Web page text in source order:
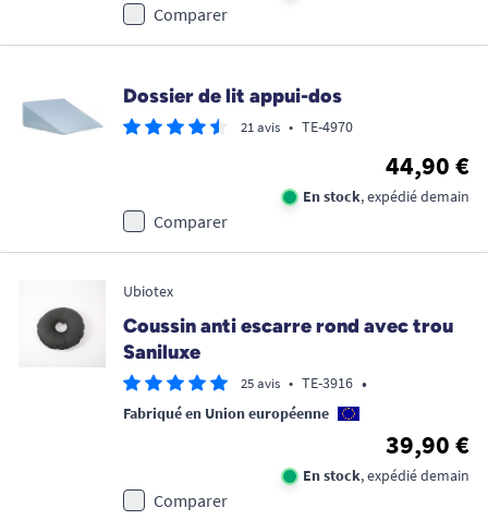
Comparer
Dossier de lit appui-dos
21 avis • TE-4970
44,90 €
En stock, expédié demain
Comparer
Ubiotex
Coussin anti escarre rond avec trou
Saniluxe
25 avis • TE-3916 •
Fabriqué en Union européenne
39,90 €
En stock, expédié demain
Comparer